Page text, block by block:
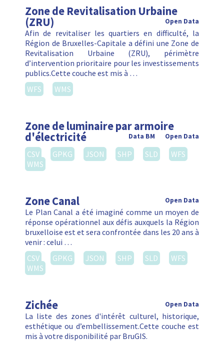
Zone de Revitalisation Urbaine
(ZRU) Open Data
Afin de revitaliser les quartiers en difficulté, la
Région de Bruxelles-Capitale a défini une Zone de
Revitalisation Urbaine (ZRU), périmètre
d’intervention prioritaire pour les investissements
publics.Cette couche est mis à …
WFS
WMS
Zone de luminaire par armoire
d'électricité Open Data
Data BM
CSV GPKG JSON SHP SLD
WFS
WMS
Zone Canal Open Data
Le Plan Canal a été imaginé comme un moyen de
réponse opérationnel aux défis auxquels la Région
bruxelloise est et sera confrontée dans les 20 ans à
venir : celui …
CSV
GPKG JSON SHP SLD
WFS
WMS
Zichée Open Data
La liste des zones d'intérêt culturel, historique,
esthétique ou d’embellissement.Cette couche est
mis à votre disponibilité par BruGIS.